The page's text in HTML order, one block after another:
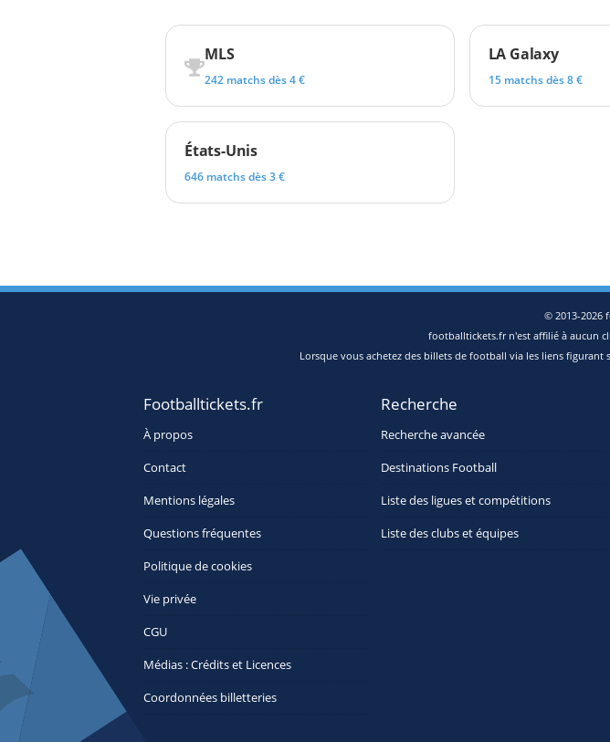
MLS
242 matchs dès 4 €
LA Galaxy
15 matchs dès 8 €
États-Unis
646 matchs dès 3 €
© 2013-2026
footballtickets.fr n'est affilié à aucun
Lorsque vous achetez des billets de football via les liens
Footballtickets.fr
À propos
Contact
Mentions légales
Questions fréquentes
Politique de cookies
Vie privée
CGU
Médias : Crédits et Licences
Coordonnées billetteries
Recherche
Recherche avancée
Destinations Football
Liste des ligues et compétitions
Liste des clubs et équipes